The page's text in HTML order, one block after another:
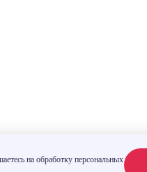
на обработку персональных